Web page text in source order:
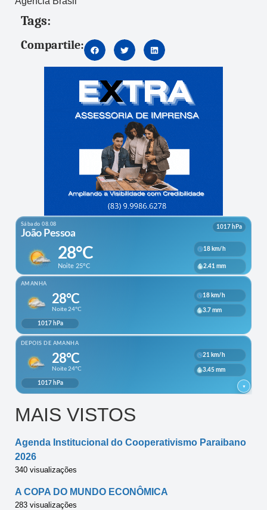
Tags:
Compartile:
MAIS VISTOS
Agenda Institucional do Cooperativismo Paraibano
2026
340 visualizações
A COPA DO MUNDO ECONÔMICA
283 visualizações